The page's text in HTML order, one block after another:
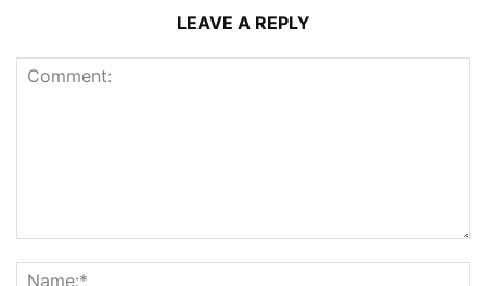
LEAVE A REPLY